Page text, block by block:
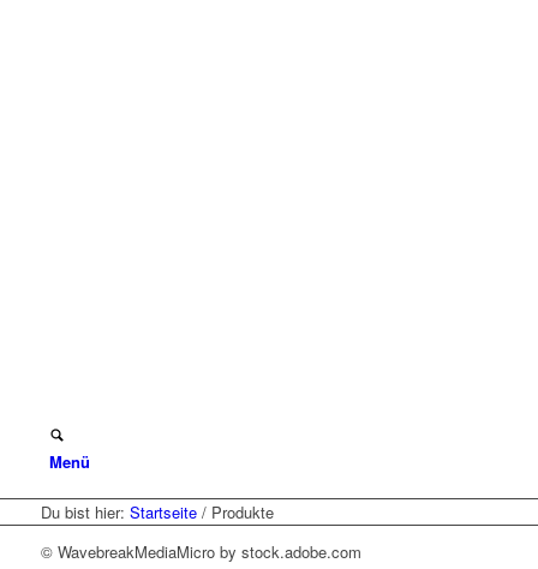
Menü
Du bist hier: Startseite / Produkte
© WavebreakMediaMicro by stock.adobe.com